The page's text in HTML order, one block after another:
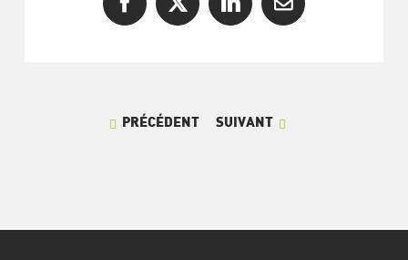
Facebook
X LinkedInCourriel
PRÉCÉDENT SUIVANT